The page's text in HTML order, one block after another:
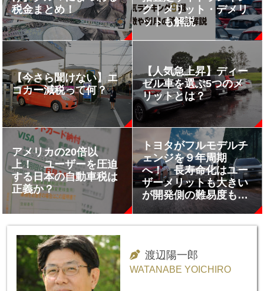
税金まとめ！
グ｜メリット・デメリ
ットも解説
【今さら聞けない】エ
コカー減税って何？
【人気急上昇】ディー
ゼル車を選ぶ5つのメ
リットとは？
アメリカの20倍以
上！ ユーザーを圧迫
する日本の自動車税は
正義か？
トヨタがフルモデルチ
ェンジを９年周期
へ！ 長寿命化はユー
ザーメリットも大きい
が開発側の難易度も高
い!!
渡辺陽一郎
WATANABE YOICHIRO